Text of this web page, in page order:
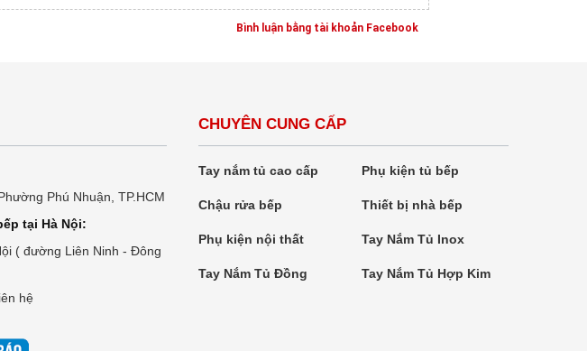
Bình luận bằng tài khoản Facebook
Phú Nhuận, TP.HCM
tại Hà Nội:
( đường Liên Ninh - Đông
hệ
CHUYÊN CUNG CẤP
Tay nắm tủ cao cấp Phụ kiện tủ bếp
Chậu rửa bếp Thiết bị nhà bếp
Phụ kiện nội thất Tay Nắm Tủ Inox
Tay Nắm Tủ Đồng Tay Nắm Tủ Hợp Kim